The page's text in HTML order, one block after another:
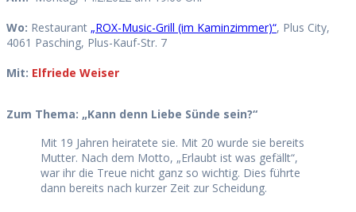
Wo: Restaurant „ROX-Music-Grill (im Kaminzimmer)“, Plus City,
4061 Pasching, Plus-Kauf-Str. 7
Mit: Elfriede Weiser
Zum Thema: „Kann denn Liebe Sünde sein?“
Mit 19 Jahren heiratete sie. Mit 20 wurde sie bereits
Mutter. Nach dem Motto, „Erlaubt ist was gefällt“,
war ihr die Treue nicht ganz so wichtig. Dies führte
dann bereits nach kurzer Zeit zur Scheidung.